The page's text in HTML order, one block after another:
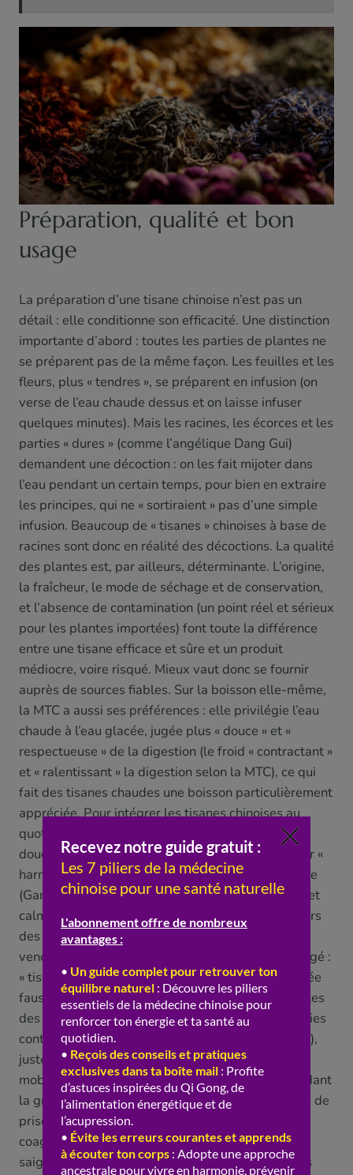
Préparation, qualité et bon
usage
La préparation d’une tisane chinoise n’est pas un
détail : elle conditionne son efficacité. Une distinction
importante d’abord : toutes les parties de plantes ne
se préparent pas de la même façon. Les feuilles et les
fleurs, plus « tendres », se préparent en infusion (on
verse de l’eau chaude dessus et on laisse infuser
quelques minutes). Mais les racines, les écorces et les
parties « dures » (comme l’angélique Dang Gui)
demandent une décoction : on les fait mijoter dans
l’eau pendant un certain temps, pour bien en extraire
les principes, qui ne « sortiraient » pas d’une simple
infusion. Beaucoup de « tisanes » chinoises à base de
racines sont donc en réalité des décoctions. La qualité
des plantes est, par ailleurs, déterminante. L’origine,
la fraîcheur, le mode de séchage et de conservation,
et l’absence de contamination (un point réel et sérieux
pour les plantes importées) font toute la différence
entre une tisane efficace et sûre et un produit
médiocre, voire risqué. Mieux vaut donc se fournir
auprès de sources fiables. Sur la boisson elle-même,
la MTC a aussi ses préférences : elle privilégie l’eau
chaude à l’eau glacée, jugée plus « douce » et «
respectueuse » de la digestion (le froid « contractant »
et « ralentissant » la digestion selon la MTC), ce qui
fait des tisanes chaudes une boisson particulièrement
appréciée. Pour intégrer les tisanes chinoises au
quotidien, on peut commencer par des plantes
douces et « passe-partout », souvent utilisées pour «
harmoniser » et adoucir, comme la réglisse chinoise
(Gan Cao) ou la jujube rouge (qui « nourrit le sang et
calme l’esprit »), avant d’aller, si on le souhaite, vers
des plantes plus « ciblées » sous conseil. Mais
venons-en à un point essentiel, trop souvent négligé :
« tisane » ne rime pas avec « anodin ». C’est une idée
fausse et potentiellement risquée. Certaines plantes
des tisanes chinoises sont « actives » et ont de vraies
contre-indications. L’angélique chinoise (Dang Gui),
justement, en est un bon exemple : « tonique » et «
mobilisatrice » du sang, elle est déconseillée pendant
la grossesse, appelle une grande prudence en cas de
prise d’anticoagulants ou de troubles de la
coagulation (elle pourrait majorer le risque de
saignement), et ne convient pas à tous les terrains